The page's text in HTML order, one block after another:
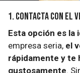
1. Contacta con el
Esta opción es la
empresa seria, el
rápidamente y te
gustosamente.